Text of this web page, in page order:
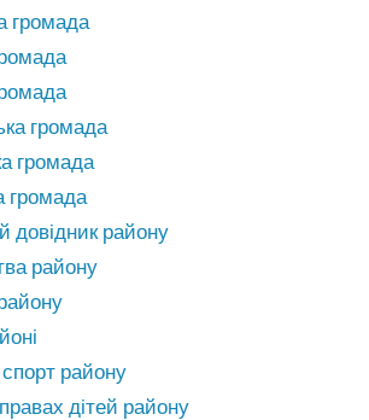
громада
громада
громада
громада
довідник району
району
району
дітей району